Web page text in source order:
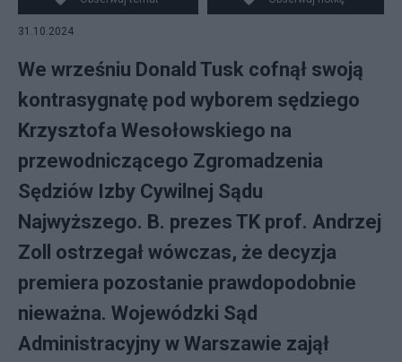
31.10.2024
We wrześniu Donald Tusk cofnął swoją
kontrasygnatę pod wyborem sędziego
Krzysztofa Wesołowskiego na
przewodniczącego Zgromadzenia
Sędziów Izby Cywilnej Sądu
Najwyższego. B. prezes TK prof. Andrzej
Zoll ostrzegał wówczas, że decyzja
premiera pozostanie prawdopodobnie
nieważna. Wojewódzki Sąd
Administracyjny w Warszawie zajął